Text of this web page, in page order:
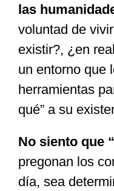
las
voluntad de
existir?, ¿en
un entorno que
herramientas
qué” a su
No siento que
pregonan los
día, sea